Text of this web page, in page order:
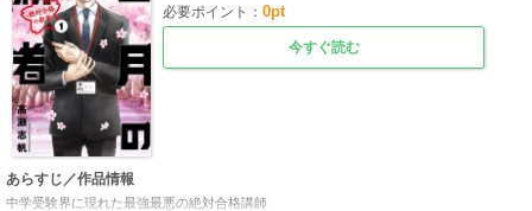
必要ポイント：0pt
今すぐ読む
あらすじ／作品情報
中学受験界に現れた最強最悪の絶対合格講師